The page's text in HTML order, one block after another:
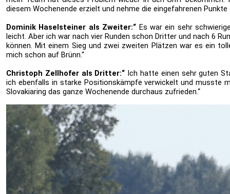
diesem Wochenende erzielt und nehme die eingefahrenen
Dominik Haselsteiner als Zweiter:“ Es war ein sehr
leicht. Aber ich war nach vier Runden schon Dritter und nach 6
können. Mit einem Sieg und zwei zweiten Plätzen war es ein
mich schon auf Brünn.“
Christoph Zellhofer als Dritter:“ Ich hatte einen sehr guten
ich ebenfalls in starke Positionskämpfe verwickelt und musste
Slovakiaring das ganze Wochenende durchaus zufrieden.“